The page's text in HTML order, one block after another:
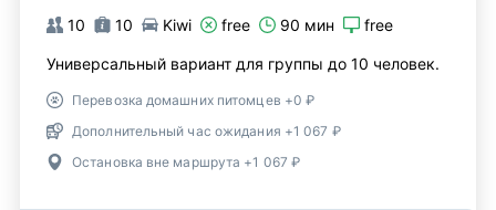
10 10 Kiwi free 90 мин free
Универсальный вариант для группы до 10 человек.
Перевозка домашних питомцев +0 ₽
Дополнительный час ожидания +1 067 ₽
Остановка вне маршрута +1 067 ₽